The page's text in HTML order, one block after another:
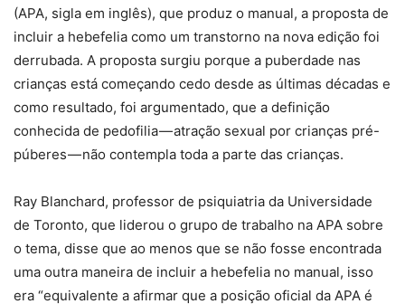
(APA, sigla em inglês), que produz o manual, a proposta de
incluir a hebefelia como um transtorno na nova edição foi
derrubada. A proposta surgiu porque a puberdade nas
crianças está começando cedo desde as últimas décadas e
como resultado, foi argumentado, que a definição
conhecida de pedofilia — atração sexual por crianças pré-
púberes — não contempla toda a parte das crianças.
Ray Blanchard, professor de psiquiatria da Universidade
de Toronto, que liderou o grupo de trabalho na APA sobre
o tema, disse que ao menos que se não fosse encontrada
uma outra maneira de incluir a hebefelia no manual, isso
era “equivalente a afirmar que a posição oficial da APA é